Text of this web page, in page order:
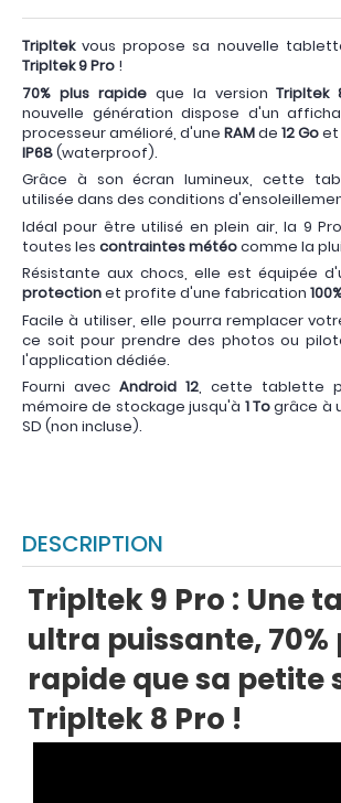
Tripltekvous propose sa nouvelle
Tripltek 9 Pro !
70% plus rapideque la versionTripltek
nouvelle génération dispose d'un
processeur amélioré, d'une RAMde 12 Goet
IP68(waterproof).
Grâce à son écran lumineux, cette
utilisée dans des conditions
Idéal pour être utilisé en plein air, la 9
toutes les contraintes météocomme la
Résistante aux chocs, elle est équipée
protectionet profite d'une fabrication
Facile à utiliser, elle pourra remplacer
ce soit pour prendre des photos ou
l'application dédiée.
Fourni avec Android 12, cette tablette
mémoire de stockage jusqu'à 1 Togrâce à
SD (non incluse).
DESCRIPTION
Tripltek 9 Pro : Une
ultra puissante, 70%
rapide que sa petite
Tripltek 8 Pro !